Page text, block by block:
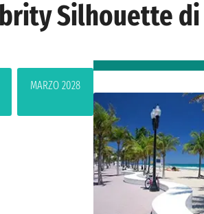
Silhouette
MARZO 2028